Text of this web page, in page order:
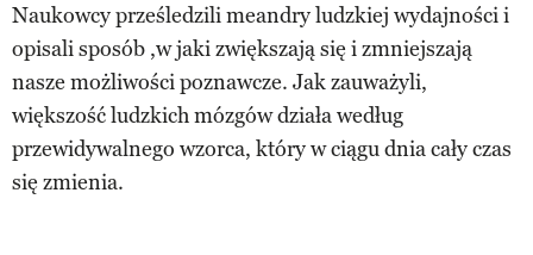
Naukowcy prześledzili meandry ludzkiej wydajności i
opisali sposób ,w jaki zwiększają się i zmniejszają
nasze możliwości poznawcze. Jak zauważyli,
większość ludzkich mózgów działa według
przewidywalnego wzorca, który w ciągu dnia cały czas
się zmienia.